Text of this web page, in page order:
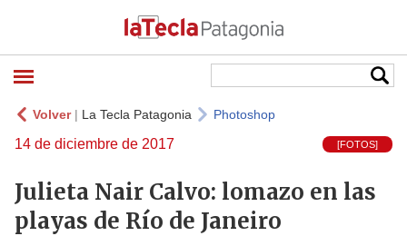
Volver| La Tecla Patagonia Photoshop
14 de diciembre de 2017 [FOTOS]
Julieta Nair Calvo: lomazo en las
playas de Río de Janeiro